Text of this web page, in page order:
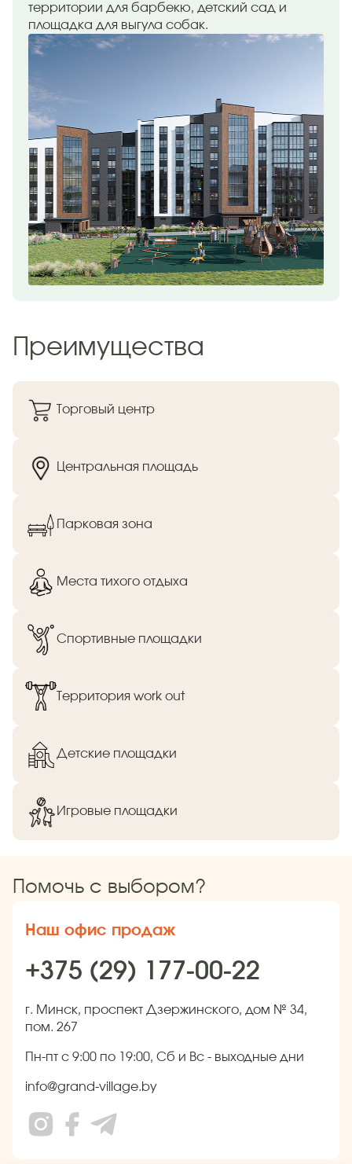
территории для барбекю, детский сад и
площадка для выгула собак.
Преимущества
Торговый центр
Центральная площадь
Парковая зона
Места тихого отдыха
Спортивные площадки
Территория work out
Детские площадки
Игровые площадки
Помочь с выбором?
Наш офис продаж
+375 (29) 177-00-22
г. Минск, проспект Дзержинского, дом № 34,
пом. 267
Пн-пт с 9:00 по 19:00, Сб и Вс - выходные дни
info@grand-village.by